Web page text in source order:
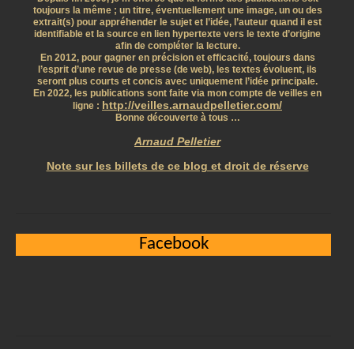
toujours la même ; un titre, éventuellement une image, un ou des
extrait(s) pour appréhender le sujet et l’idée, l’auteur quand il est
identifiable et la source en lien hypertexte vers le texte d’origine
afin de compléter la lecture.
En 2012, pour gagner en précision et efficacité, toujours dans
l’esprit d’une revue de presse (de web), les textes évoluent, ils
seront plus courts et concis avec uniquement l’idée principale.
En 2022, les publications sont faite via mon compte de veilles en
ligne : http://veilles.arnaudpelletier.com/
Bonne découverte à tous …
Arnaud Pelletier
Note sur les billets de ce blog et droit de réserve
Facebook